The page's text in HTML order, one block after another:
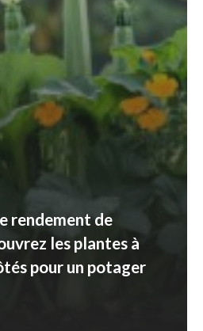
rendement de
les plantes à
pour un potager